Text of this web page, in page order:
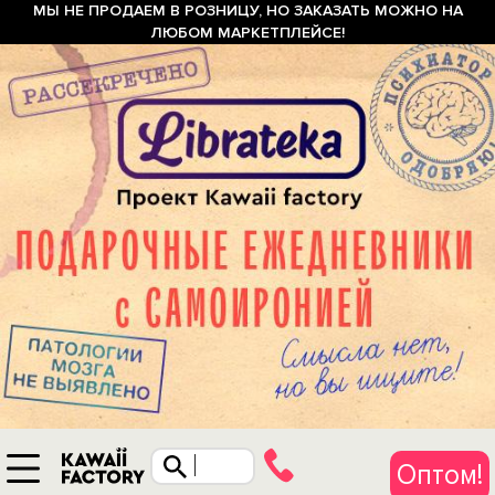
МЫ НЕ ПРОДАЕМ В РОЗНИЦУ, НО ЗАКАЗАТЬ МОЖНО НА
ЛЮБОМ МАРКЕТПЛЕЙСЕ!
Оптом!